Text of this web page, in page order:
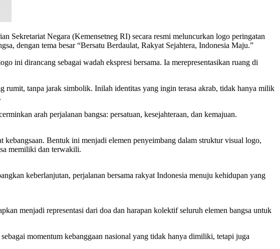
Sekretariat Negara (Kemensetneg RI) secara resmi meluncurkan logo peringatan
dengan tema besar “Bersatu Berdaulat, Rakyat Sejahtera, Indonesia Maju.”
ini dirancang sebagai wadah ekspresi bersama. Ia merepresentasikan ruang di
rumit, tanpa jarak simbolik. Inilah identitas yang ingin terasa akrab, tidak hanya milik
arah perjalanan bangsa: persatuan, kesejahteraan, dan kemajuan.
Bentuk ini menjadi elemen penyeimbang dalam struktur visual logo,
memiliki dan terwakili.
keberlanjutan, perjalanan bersama rakyat Indonesia menuju kehidupan yang
menjadi representasi dari doa dan harapan kolektif seluruh elemen bangsa untuk
momentum kebanggaan nasional yang tidak hanya dimiliki, tetapi juga